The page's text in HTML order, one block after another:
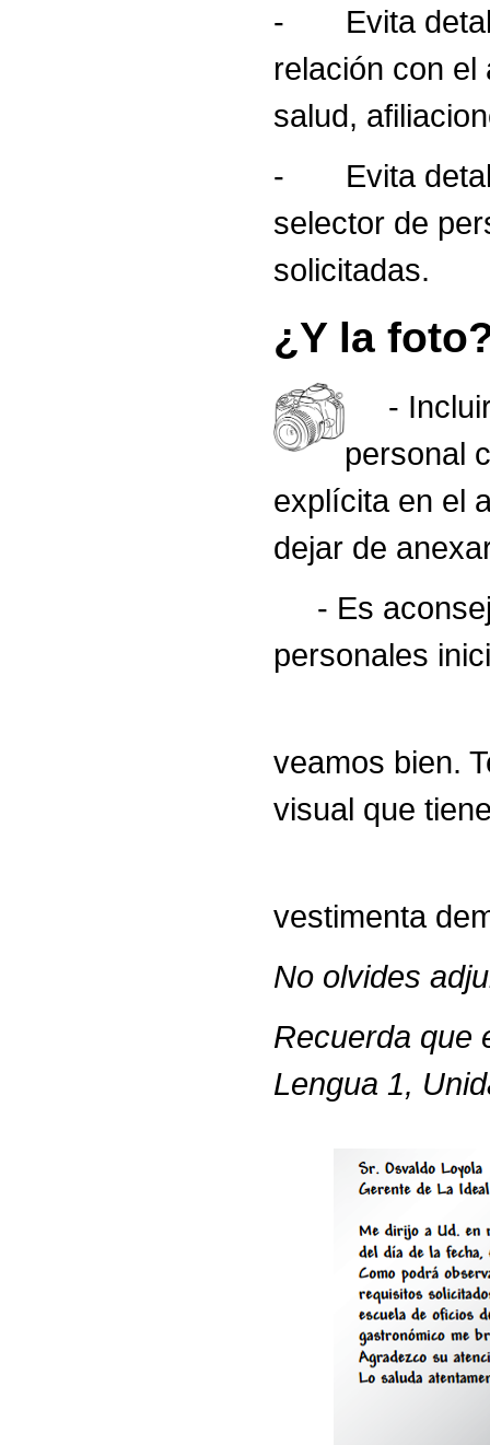
- Evita
relación con el
salud,
- Evita
selector de
solicitadas.
¿Y la
- Incluir
personal
explícita en el
dejar de
- Es
personales
veamos bien.
visual que
vestimenta
No olvides
Recuerda que
Lengua 1,